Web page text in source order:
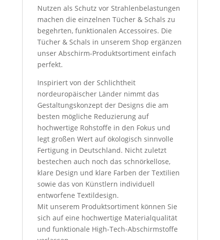
Nutzen als Schutz vor Strahlenbelastungen
machen die einzelnen Tücher & Schals zu
begehrten, funktionalen Accessoires. Die
Tücher & Schals in unserem Shop ergänzen
unser Abschirm-Produktsortiment einfach
perfekt.
Inspiriert von der Schlichtheit
nordeuropäischer Länder nimmt das
Gestaltungskonzept der Designs die am
besten mögliche Reduzierung auf
hochwertige Rohstoffe in den Fokus und
legt großen Wert auf ökologisch sinnvolle
Fertigung in Deutschland. Nicht zuletzt
bestechen auch noch das schnörkellose,
klare Design und klare Farben der Textilien
sowie das von Künstlern individuell
entworfene Textildesign.
Mit unserem Produktsortiment können Sie
sich auf eine hochwertige Materialqualität
und funktionale High-Tech-Abschirmstoffe